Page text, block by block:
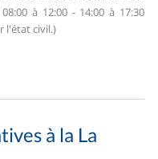
à 12:00 - 14:00 à 17:30
l'état civil.)
à la La